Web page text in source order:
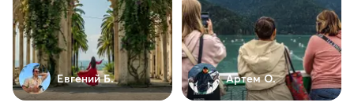
Евгений Б. Артем О.